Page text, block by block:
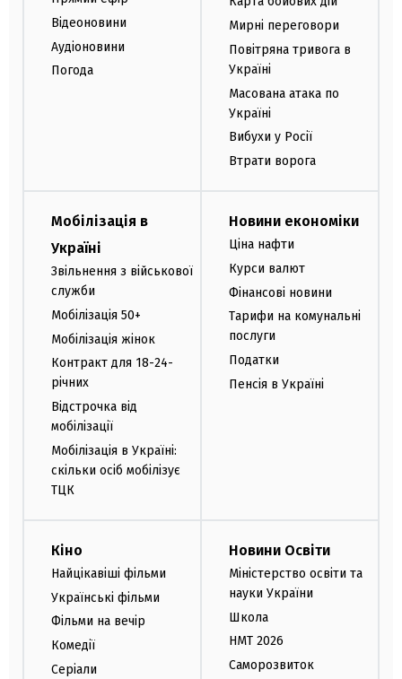
Відеоновини
Аудіоновини
Погода
Мирні переговори
Повітряна тривога в
Україні
Масована атака по
Україні
Вибухи у Росії
Втрати ворога
Мобілізація в
Україні
Звільнення з військової
служби
Мобілізація 50+
Мобілізація жінок
Контракт для 18-24-
річних
Відстрочка від
мобілізації
Мобілізація в Україні:
скільки осіб мобілізує
ТЦК
Новини економіки
Ціна нафти
Курси валют
Фінансові новини
Тарифи на комунальні
послуги
Податки
Пенсія в Україні
Кіно
Найцікавіші фільми
Українські фільми
Фільми на вечір
Комедії
Серіали
Новини Освіти
Міністерство освіти та
науки України
Школа
НМТ 2026
Саморозвиток